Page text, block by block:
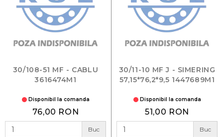
30/108-51 MF - CABLU
3616474M1
Disponibil la comanda
76,00 RON
Buc
30/11-10 MF J - SIMERING
57,15*76,2*9,5 1447689M1
Disponibil la comanda
51,00 RON
Buc